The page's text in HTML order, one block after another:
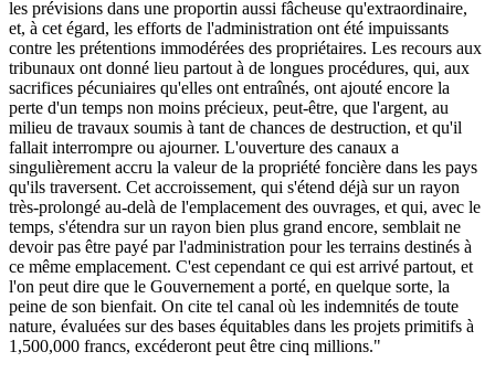
les prévisions dans une proportin aussi fâcheuse qu'extraordinaire,
et, à cet égard, les efforts de l'administration ont été impuissants
contre les prétentions immodérées des propriétaires. Les recours aux
tribunaux ont donné lieu partout à de longues procédures, qui, aux
sacrifices pécuniaires qu'elles ont entraînés, ont ajouté encore la
perte d'un temps non moins précieux, peut-être, que l'argent, au
milieu de travaux soumis à tant de chances de destruction, et qu'il
fallait interrompre ou ajourner. L'ouverture des canaux a
singulièrement accru la valeur de la propriété foncière dans les pays
qu'ils traversent. Cet accroissement, qui s'étend déjà sur un rayon
très-prolongé au-delà de l'emplacement des ouvrages, et qui, avec le
temps, s'étendra sur un rayon bien plus grand encore, semblait ne
devoir pas être payé par l'administration pour les terrains destinés à
ce même emplacement. C'est cependant ce qui est arrivé partout, et
l'on peut dire que le Gouvernement a porté, en quelque sorte, la
peine de son bienfait. On cite tel canal où les indemnités de toute
nature, évaluées sur des bases équitables dans les projets primitifs à
1,500,000 francs, excéderont peut être cinq millions."